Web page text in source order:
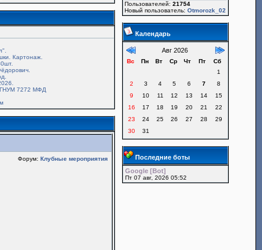
Картонаж.
7272 МФД
Форум: Клубные мероприятия
Пользователей: 21754
Новый пользователь: Otmorozk_02
Календарь
Авг 2026
Вс Пн Вт Ср Чт Пт
Сб
1
2
3 4 5 6 7
8
9
10 11 12 13 14
15
16
17 18 19 20 21
22
23
24 25 26 27 28
29
30
31
Последние боты
Google [Bot]
Пт 07 авг, 2026 05:52